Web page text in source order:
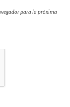
para la próxima